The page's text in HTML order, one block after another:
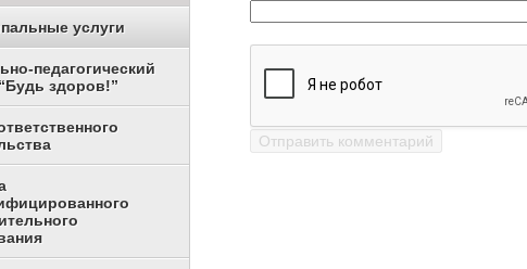
услуги
педагогический
здоров!”